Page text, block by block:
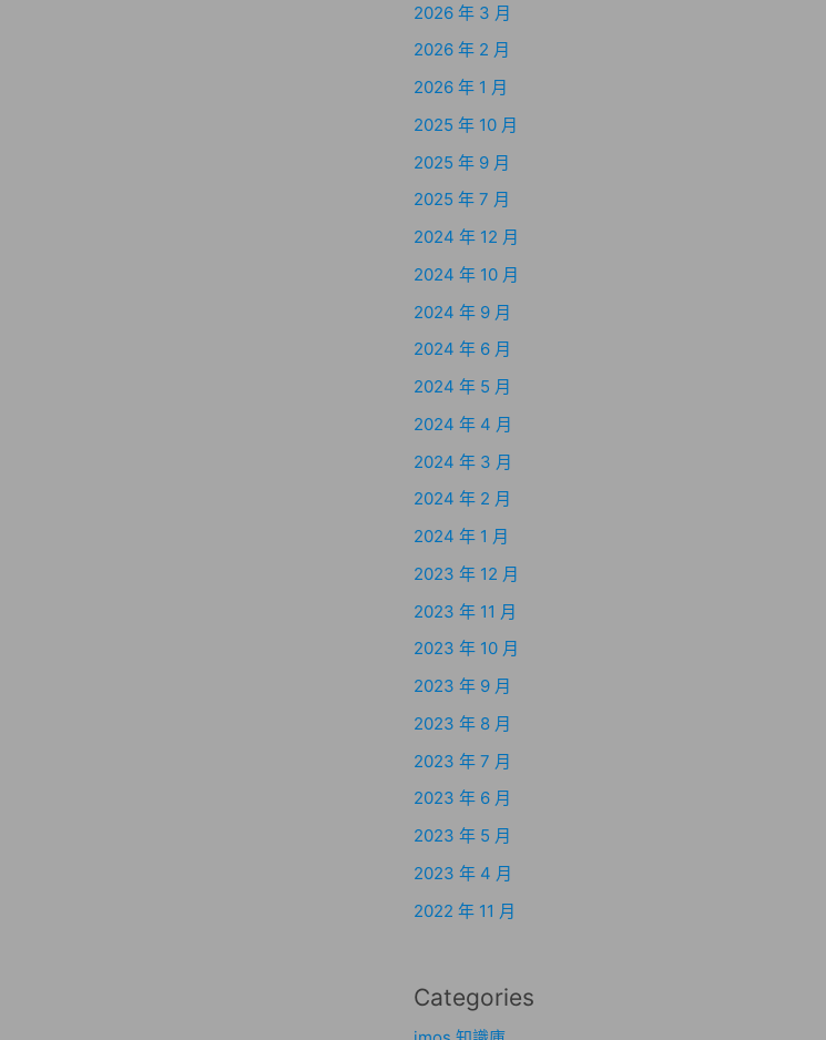
2026 年 3 月
2026 年 2 月
2026 年 1 月
2025 年 10 月
2025 年 9 月
2025 年 7 月
2024 年 12 月
2024 年 10 月
2024 年 9 月
2024 年 6 月
2024 年 5 月
2024 年 4 月
2024 年 3 月
2024 年 2 月
2024 年 1 月
2023 年 12 月
2023 年 11 月
2023 年 10 月
2023 年 9 月
2023 年 8 月
2023 年 7 月
2023 年 6 月
2023 年 5 月
2023 年 4 月
2022 年 11 月
Categories